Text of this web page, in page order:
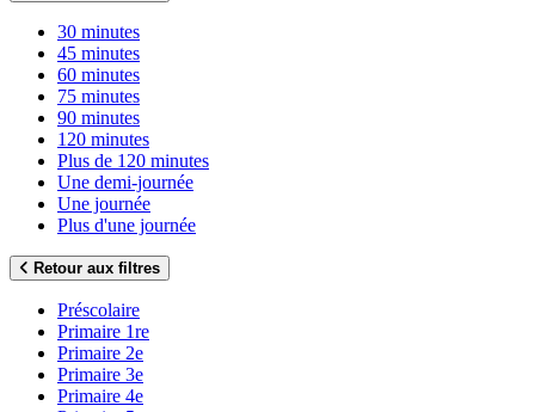
30 minutes
45 minutes
60 minutes
75 minutes
90 minutes
120 minutes
Plus de 120 minutes
Une demi-journée
Une journée
Plus d'une journée
Retour aux filtres
Préscolaire
Primaire 1re
Primaire 2e
Primaire 3e
Primaire 4e